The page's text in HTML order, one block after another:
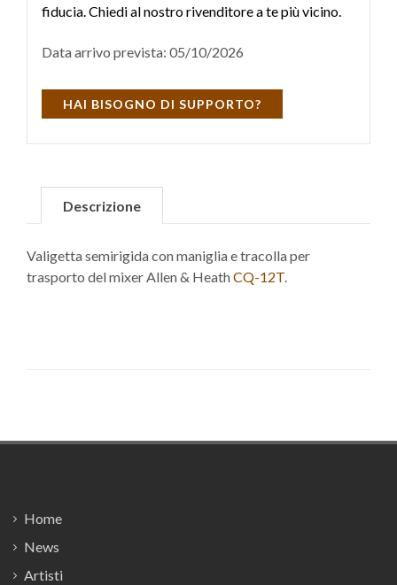
fiducia. Chiedi al nostro rivenditore a te più vicino.
Data arrivo prevista: 05/10/2026
HAI BISOGNO DI SUPPORTO?
Descrizione
Valigetta semirigida con maniglia e tracolla per
trasporto del mixer Allen & HeathCQ-12T.
Home
News
Artisti